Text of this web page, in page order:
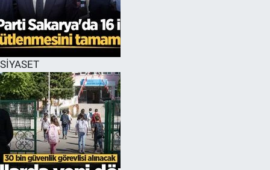
SİYASET
EĞİTİM
ÖZEL HABER
HALK54 PANORAMA